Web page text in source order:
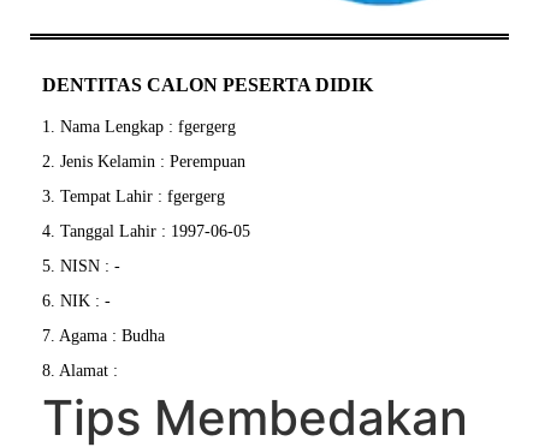
DENTITAS CALON PESERTA DIDIK
1. Nama Lengkap : fgergerg
2. Jenis Kelamin : Perempuan
3. Tempat Lahir : fgergerg
4. Tanggal Lahir : 1997-06-05
5. NISN : -
6. NIK : -
7. Agama : Budha
8. Alamat :
Tips Mеmbеdаkаn